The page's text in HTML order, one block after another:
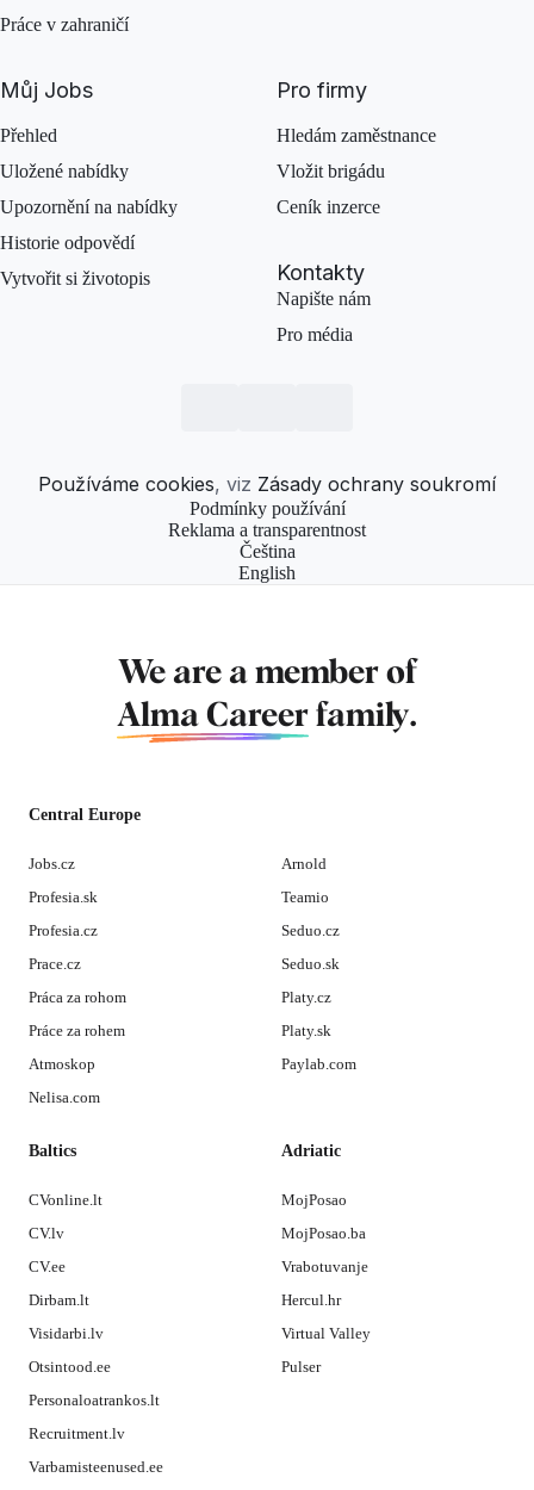
Práce v zahraničí
Můj Jobs
Přehled
Uložené nabídky
Upozornění na nabídky
Historie odpovědí
Vytvořit si životopis
Pro firmy
Hledám zaměstnance
Vložit brigádu
Ceník inzerce
Kontakty
Napište nám
Pro média
Používáme cookies, viz Zásady ochrany soukromí
Podmínky používání
Reklama a transparentnost
Čeština
English
We are a member of
Alma Career family.
Central Europe
Jobs.cz
Profesia.sk
Profesia.cz
Prace.cz
Práca za rohom
Práce za rohem
Atmoskop
Nelisa.com
Arnold
Teamio
Seduo.cz
Seduo.sk
Platy.cz
Platy.sk
Paylab.com
Baltics
CVonline.lt
CV.lv
CV.ee
Dirbam.lt
Visidarbi.lv
Otsintood.ee
Personaloatrankos.lt
Recruitment.lv
Varbamisteenused.ee
Adriatic
MojPosao
MojPosao.ba
Vrabotuvanje
Hercul.hr
Virtual Valley
Pulser